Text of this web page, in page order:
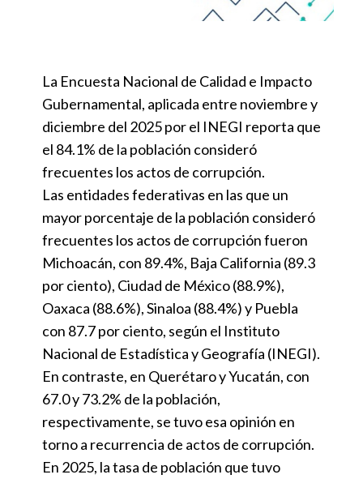
La Encuesta Nacional de Calidad e Impacto
Gubernamental, aplicada entre noviembre y
diciembre del 2025 por el INEGI reporta que
el 84.1% de la población consideró
frecuentes los actos de corrupción.
Las entidades federativas en las que un
mayor porcentaje de la población consideró
frecuentes los actos de corrupción fueron
Michoacán, con 89.4%, Baja California (89.3
por ciento), Ciudad de México (88.9%),
Oaxaca (88.6%), Sinaloa (88.4%) y Puebla
con 87.7 por ciento, según el Instituto
Nacional de Estadística y Geografía (INEGI).
En contraste, en Querétaro y Yucatán, con
67.0 y 73.2% de la población,
respectivamente, se tuvo esa opinión en
torno a recurrencia de actos de corrupción.
En 2025, la tasa de población que tuvo